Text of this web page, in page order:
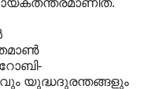
റോബി-
യുദ്ധദുരന്തങ്ങളും